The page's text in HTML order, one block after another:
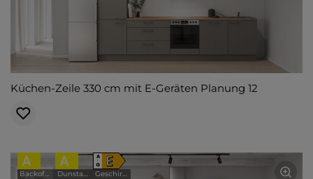
Küchen-Zeile 330 cm mit E-Geräten Planung 12
A
Backofen
A
Dunstabzugshaube
A
↑
G E
Geschirrspüler